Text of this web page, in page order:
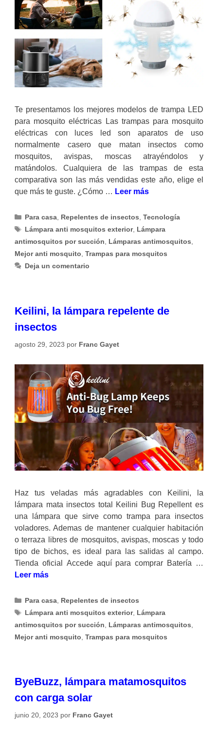
Te presentamos los mejores modelos de trampa LED
para mosquito eléctricas Las trampas para mosquito
eléctricas con luces led son aparatos de uso
normalmente casero que matan insectos como
mosquitos, avispas, moscas atrayéndolos y
matándolos. Cualquiera de las trampas de esta
comparativa son las más vendidas este año, elige el
que más te guste. ¿Cómo … Leer más
Categorías
Para casa Repelentes de insectos ,Tecnología
Etiquetas
Lámpara anti mosquitos exterior, Lámpara
antimosquitos por succión
Lámparas antimosquitos
Mejor anti mosquito Trampas para mosquitos
Deja un comentario
Keilini, la lámpara repelente de
insectos
agosto 29, 2023 por Franc Gayet
Haz tus veladas más agradables con Keilini, la
lámpara mata insectos total Keilini Bug Repellent es
una lámpara que sirve como trampa para insectos
voladores. Ademas de mantener cualquier habitación
o terraza libres de mosquitos, avispas, moscas y todo
tipo de bichos, es ideal para las salidas al campo.
Tienda oficial Accede aquí para comprar Batería …
Leer más
Categorías
Para casa Repelentes de insectos
Etiquetas
Lámpara anti mosquitos exterior, Lámpara
antimosquitos por succión
Lámparas antimosquitos
Mejor anti mosquito Trampas para mosquitos
ByeBuzz, lámpara matamosquitos
con carga solar
junio 20, 2023 por Franc Gayet